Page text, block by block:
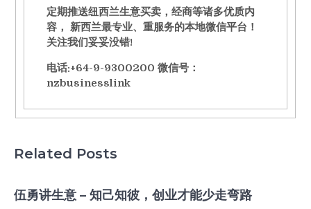
定期推送纽西兰生意买卖，经商等诸多优质内
容， 新西兰最专业、重服务的本地微信平台！
关注我们妥妥没错!
电话:+64-9-9300200 微信号：
nzbusinesslink
Related Posts
伍勇讲生意 – 知己知彼，创业才能少走弯路